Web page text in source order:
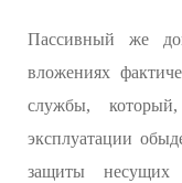
Пассивный же
вложениях
службы,
эксплуатации
защиты